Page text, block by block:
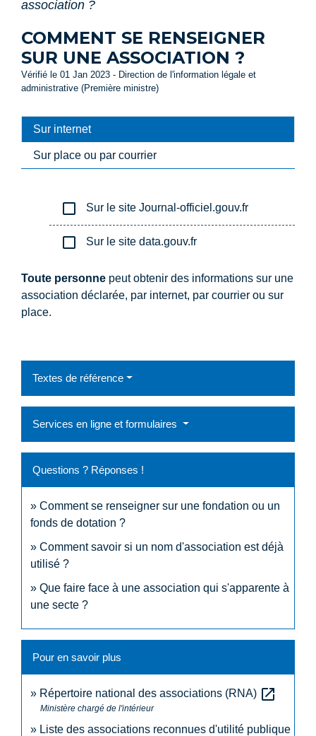
association ?
COMMENT SE RENSEIGNER
SUR UNE ASSOCIATION ?
Vérifié le 01 Jan 2023 - Direction de l'information légale et
administrative (Première ministre)
Sur internet
Sur place ou par courrier
check_box_outline_blank Sur le site Journal-officiel.gouv.fr
check_box_outline_blank Sur le site data.gouv.fr
Toute personne peut obtenir des informations sur une
association déclarée, par internet, par courrier ou sur
place.
Textes de référence
Services en ligne et formulaires
Questions ? Réponses !
Comment se renseigner sur une fondation ou un
fonds de dotation ?
Comment savoir si un nom d'association est déjà
utilisé ?
Que faire face à une association qui s'apparente à
une secte ?
Pour en savoir plus
Répertoire national des associations (RNA) open_in_new
Ministère chargé de l'intérieur
Liste des associations reconnues d'utilité publique